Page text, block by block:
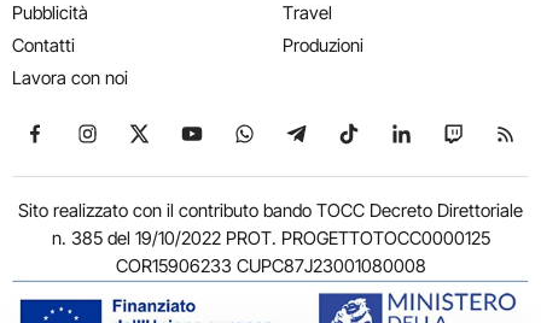
Pubblicità
Contatti
Lavora con noi
Travel
Produzioni
Seguici su Facebook
Seguici su Instagram
Seguici su X
Seguici su YouTube
Seguici su WhatsApp
Seguici su Telegram
Seguici su TikTok
Seguici su
Seguici
Sito realizzato con il contributo bando TOCC Decreto Direttoriale
n. 385 del 19/10/2022 PROT. PROGETTOTOCC0000125
COR15906233 CUPC87J23001080008